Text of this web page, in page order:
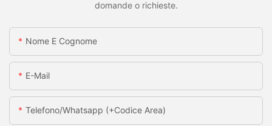
domande o richieste.
Nome E Cognome
E-Mail
Telefono/whatsapp (+codice Area)